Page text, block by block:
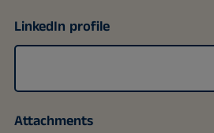
LinkedIn profile
Attachments